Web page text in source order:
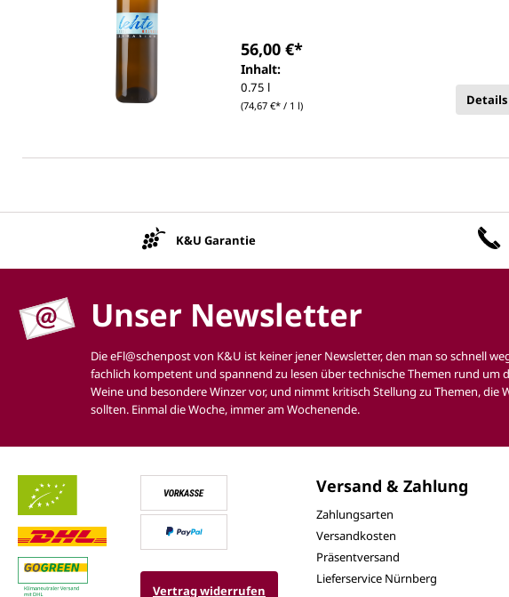
Inhalt:
0.75 l
(74,67 €* / 1 l)
56,00 €*
Details
K&U Garantie
Unser Newsletter
Die eFl@schenpost von K&U ist keiner jener Newsletter, den man so schnell
fachlich kompetent und spannend zu lesen über technische Themen rund um
Weine und besondere Winzer vor, und nimmt kritisch Stellung zu Themen,
sollten. Einmal die Woche, immer am Wochenende.
Vertrag widerrufen
Versand & Zahlung
Zahlungsarten
Versandkosten
Präsentversand
Lieferservice Nürnberg